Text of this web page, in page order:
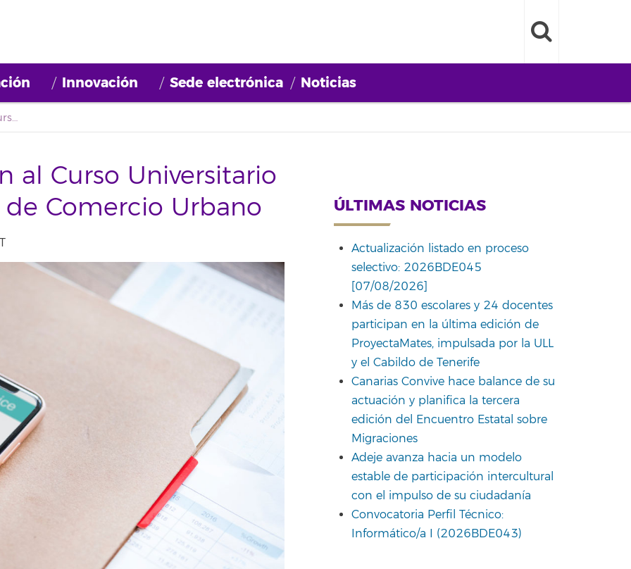
Innovación Sede electrónica Noticias
Abierta la inscripción al Curso Universitario Superior de Gestión de Comercio Urbano
al Curso Universitario
Comercio Urbano
ÚLTIMAS NOTICIAS
Actualización listado en proceso
selectivo: 2026BDE045
[07/08/2026]
Más de 830 escolares y 24 docentes
participan en la última edición de
ProyectaMates, impulsada por la ULL
y el Cabildo de Tenerife
Canarias Convive hace balance de su
actuación y planifica la tercera
edición del Encuentro Estatal sobre
Migraciones
Adeje avanza hacia un modelo
estable de participación intercultural
con el impulso de su ciudadanía
Convocatoria Perfil Técnico:
Informático/a I (2026BDE043)